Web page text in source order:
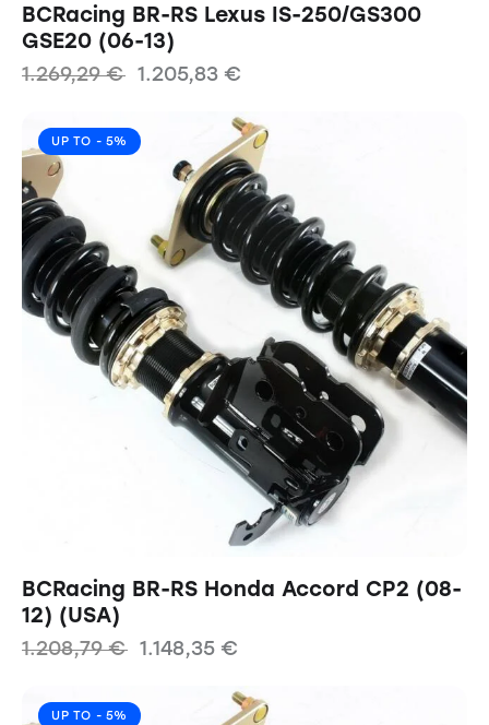
BCRacing BR-RS Lexus IS-250/GS300
GSE20 (06-13)
1.269,29€ 1.205,83 €
UP TO - 5%
BCRacing BR-RS Honda Accord CP2 (08-
12) (USA)
1.208,79€ 1.148,35 €
UP TO - 5%